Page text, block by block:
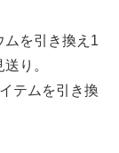
ムを引き換え1
り。
テムを引き換